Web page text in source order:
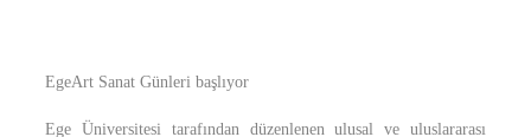
EgeArt Sanat Günleri başlıyor
Ege Üniversitesi tarafından düzenlenen ulusal ve uluslararası